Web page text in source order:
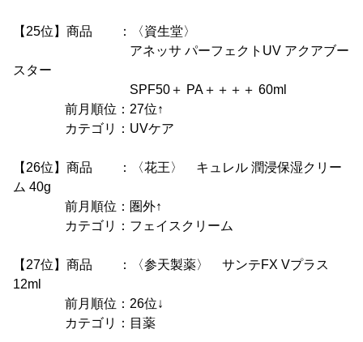
【25位】商品 ：〈資生堂〉
アネッサ パーフェクトUV アクアブー
スター
SPF50＋ PA＋＋＋＋ 60ml
前月順位：27位↑
カテゴリ：UVケア
【26位】商品 ：〈花王〉 キュレル 潤浸保湿クリー
ム 40g
前月順位：圏外↑
カテゴリ：フェイスクリーム
【27位】商品 ：〈参天製薬〉 サンテFX Vプラス
12ml
前月順位：26位↓
カテゴリ：目薬